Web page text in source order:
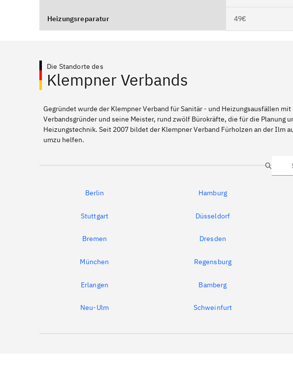
Heizungsreparatur 49€
Die Standorte des
Klempner Verbands
Gegründet wurde der Klempner Verband für Sanitär - und Heizungsausfällen
Verbandsgründer und seine Meister, rund zwölf Bürokräfte, die für die Planung
Heizungstechnik. Seit 2007 bildet der Klempner Verband Fürholzen an der Ilm
umzu helfen.
Suche
Berlin Hamburg
Stuttgart Düsseldorf
Bremen Dresden
München Regensburg
Erlangen Bamberg
Neu-Ulm Schweinfurt